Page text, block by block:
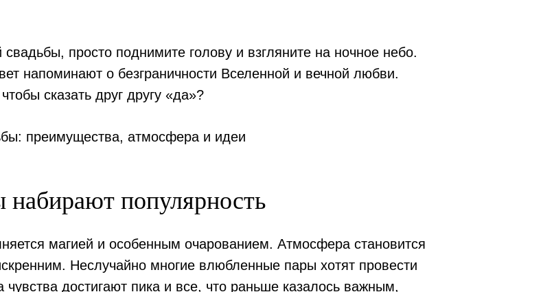
просто поднимите голову и взгляните на ночное небо.
напоминают о безграничности Вселенной и вечной любви.
сказать друг другу «да»?
популярность
магией и особенным очарованием. Атмосфера становится
Неслучайно многие влюбленные пары хотят провести
достигают пика и все, что раньше казалось важным,